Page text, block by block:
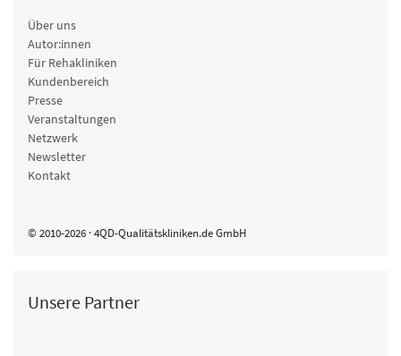
Über uns
Autor:innen
Für Rehakliniken
Kundenbereich
Presse
Veranstaltungen
Netzwerk
Newsletter
Kontakt
© 2010-2026 · 4QD-Qualitätskliniken.de GmbH
Unsere Partner